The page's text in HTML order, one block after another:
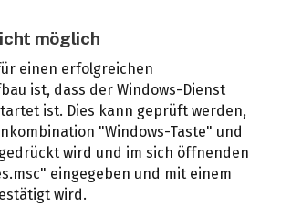
möglich
einen erfolgreichen
ist, dass der Windows-Dienst
ist. Dies kann geprüft werden,
"Windows-Taste" und
wird und im sich öffnenden
eingegeben und mit einem
wird.